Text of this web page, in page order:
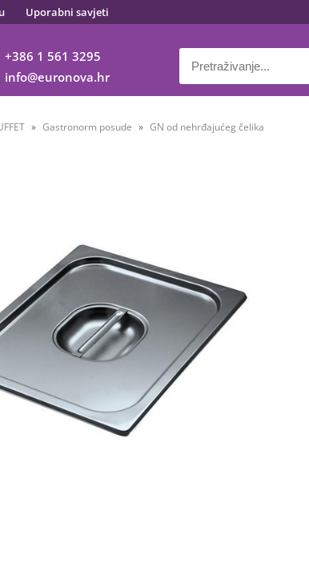
Uporabni savjeti
+386 1 561 3295
info
euronova.hr
Gastronorm posude GN od nehrđajućeg čelika